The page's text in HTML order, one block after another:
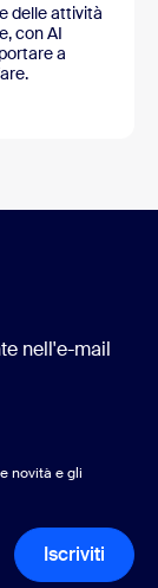
delle attività
con AI
a
nell'e-mail
novità e gli
Iscriviti